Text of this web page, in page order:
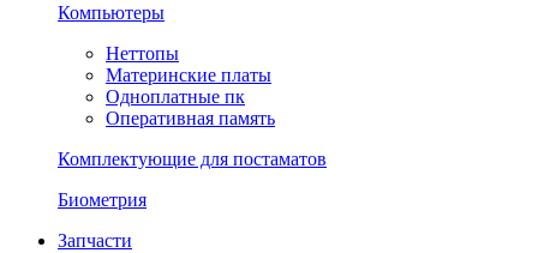
Компьютеры
Неттопы
Материнские платы
Одноплатные пк
Оперативная память
Комплектующие для постаматов
Биометрия
Запчасти